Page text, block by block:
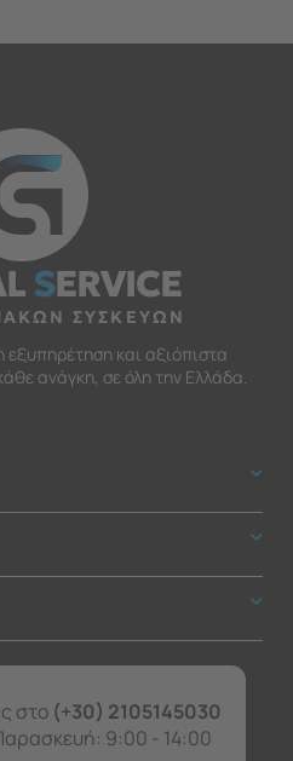
SERVICE
ΣΥΣΚΕΥΩΝ
εξυπηρέτηση και αξιόπιστα
ανάγκη, σε όλη την Ελλάδα.
στο (+30) 2105145030
9:00 - 14:00